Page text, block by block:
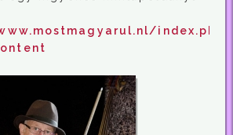
index.php?